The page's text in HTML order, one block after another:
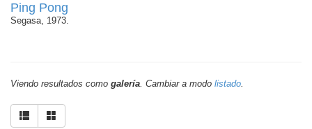
Ping Pong
Segasa, 1973.
Viendo resultados como galería. Cambiar a modo listado.